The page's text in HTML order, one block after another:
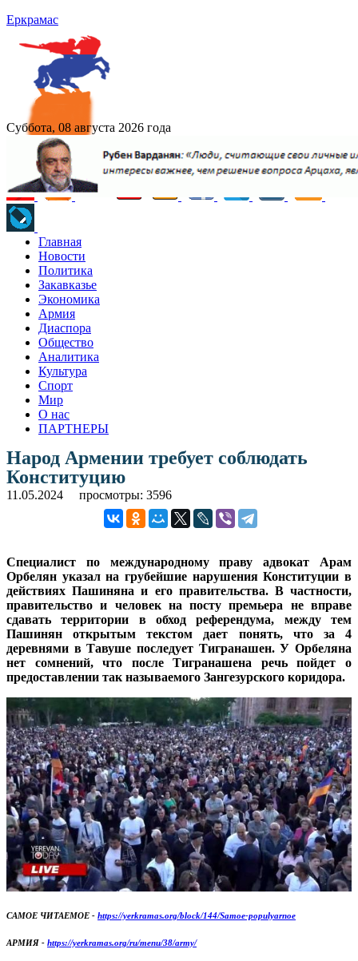
Еркрамас
Суббота, 08 августа 2026 года
Главная
Новости
Политика
Закавказье
Экономика
Армия
Диаспора
Общество
Аналитика
Культура
Спорт
Мир
О нас
ПАРТНЕРЫ
Народ Армении требует соблюдать
Конституцию
11.05.2024 просмотры: 3596
Специалист по международному праву адвокат Арам
Орбелян указал на грубейшие нарушения Конституции в
действиях Пашиняна и его правительства. В частности,
правительство и человек на посту премьера не вправе
сдавать территории в обход референдума, между тем
Пашинян открытым текстом дает понять, что за 4
деревнями в Тавуше последует Тигранашен. У Орбеляна
нет сомнений, что после Тигранашена речь пойдет о
предоставлении так называемого Зангезурского коридора.
САМОЕ ЧИТАЕМОЕ - https://yerkramas.org/block/144/Samoe-populyarnoe
АРМИЯ - https://yerkramas.org/ru/menu/38/army/